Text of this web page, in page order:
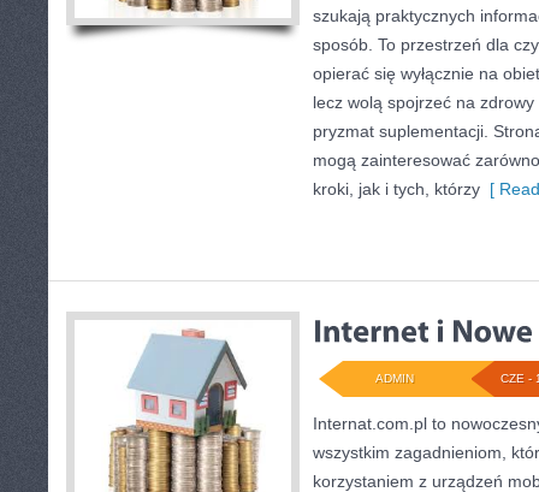
szukają praktycznych
sposób. To przestrzeń dla
opierać się wyłącznie na
lecz wolą spojrzeć na
pryzmat suplementacji.
mogą zainteresować
kroki, jak i tych, którzy [
CZE -
ADMIN
Internat.com.pl to
wszystkim zagadnieniom,
korzystaniem z urządzeń